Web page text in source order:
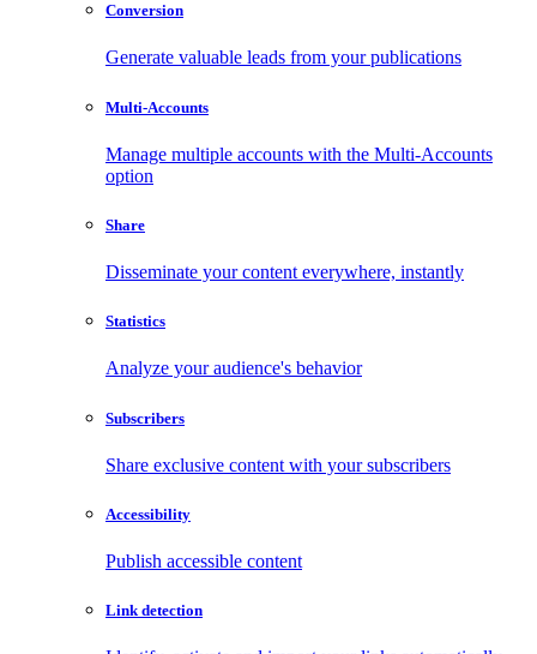
Conversion
Generate valuable leads from your publications
Multi-Accounts
Manage multiple accounts with the Multi-Accounts
option
Share
Disseminate your content everywhere, instantly
Statistics
Analyze your audience's behavior
Subscribers
Share exclusive content with your subscribers
Accessibility
Publish accessible content
Link detection